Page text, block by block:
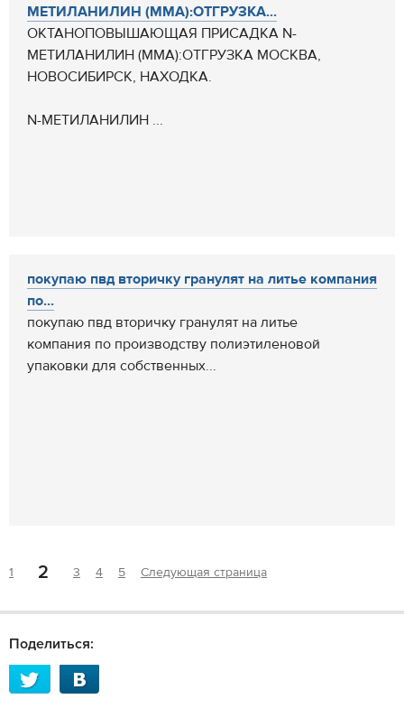
МЕТИЛАНИЛИН (ММА):ОТГРУЗКА...
ОКТАНОПОВЫШАЮЩАЯ ПРИСАДКА N-
МЕТИЛАНИЛИН (ММА):ОТГРУЗКА МОСКВА,
НОВОСИБИРСК, НАХОДКА.
N-МЕТИЛАНИЛИН ...
покупаю пвд вторичку гранулят на литье компания
по...
покупаю пвд вторичку гранулят на литье
компания по производству полиэтиленовой
упаковки для собственных...
1 2 3 4 5 Следующая страница
Поделиться: